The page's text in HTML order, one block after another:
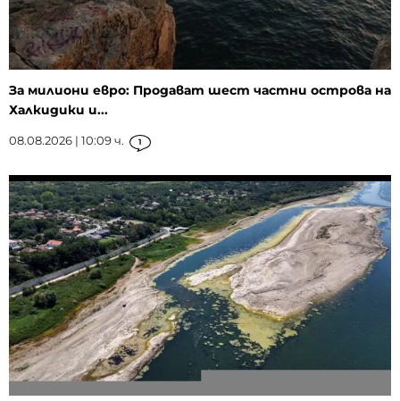
За милиони евро: Продават шест частни острова на
Халкидики и...
08.08.2026 | 10:09 ч. 1